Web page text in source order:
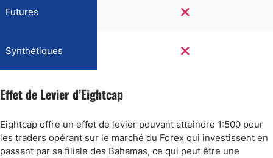
Futures
Synthétiques
Effet de Levier d’Eightcap
Eightcap offre un effet de levier pouvant atteindre 1:500 pour
les traders opérant sur le marché du Forex qui investissent en
passant par sa filiale des Bahamas, ce qui peut être une